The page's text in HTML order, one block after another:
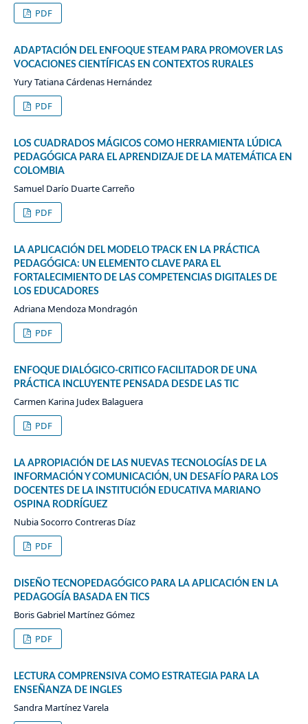
PDF
ADAPTACIÓN DEL ENFOQUE STEAM PARA PROMOVER LAS
VOCACIONES CIENTÍFICAS EN CONTEXTOS RURALES
Yury Tatiana Cárdenas Hernández
PDF
LOS CUADRADOS MÁGICOS COMO HERRAMIENTA LÚDICA
PEDAGÓGICA PARA EL APRENDIZAJE DE LA MATEMÁTICA EN
COLOMBIA
Samuel Darío Duarte Carreño
PDF
LA APLICACIÓN DEL MODELO TPACK EN LA PRÁCTICA
PEDAGÓGICA: UN ELEMENTO CLAVE PARA EL
FORTALECIMIENTO DE LAS COMPETENCIAS DIGITALES DE
LOS EDUCADORES
Adriana Mendoza Mondragón
PDF
ENFOQUE DIALÓGICO-CRITICO FACILITADOR DE UNA
PRÁCTICA INCLUYENTE PENSADA DESDE LAS TIC
Carmen Karina Judex Balaguera
PDF
LA APROPIACIÓN DE LAS NUEVAS TECNOLOGÍAS DE LA
INFORMACIÓN Y COMUNICACIÓN, UN DESAFÍO PARA LOS
DOCENTES DE LA INSTITUCIÓN EDUCATIVA MARIANO
OSPINA RODRÍGUEZ
Nubia Socorro Contreras Díaz
PDF
DISEÑO TECNOPEDAGÓGICO PARA LA APLICACIÓN EN LA
PEDAGOGÍA BASADA EN TICS
Boris Gabriel Martínez Gómez
PDF
LECTURA COMPRENSIVA COMO ESTRATEGIA PARA LA
ENSEÑANZA DE INGLES
Sandra Martínez Varela